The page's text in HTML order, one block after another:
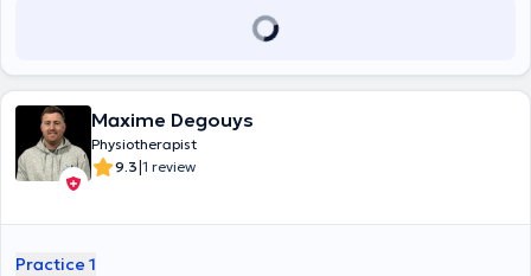
Maxime Degouys
Physiotherapist
9.3|1 review
Practice 1